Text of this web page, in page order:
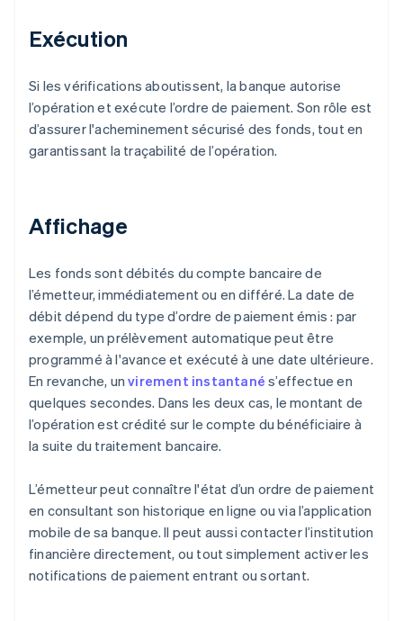
Exécution
Si les vérifications aboutissent, la banque autorise
l’opération et exécute l’ordre de paiement. Son rôle est
d’assurer l'acheminement sécurisé des fonds, tout en
garantissant la traçabilité de l’opération.
Affichage
Les fonds sont débités du compte bancaire de
l’émetteur, immédiatement ou en différé. La date de
débit dépend du type d’ordre de paiement émis : par
exemple, un prélèvement automatique peut être
programmé à l'avance et exécuté à une date ultérieure.
En revanche, unvirement instantané s’effectue en
quelques secondes. Dans les deux cas, le montant de
l’opération est crédité sur le compte du bénéficiaire à
la suite du traitement bancaire.
L’émetteur peut connaître l'état d’un ordre de paiement
en consultant son historique en ligne ou via l’application
mobile de sa banque. Il peut aussi contacter l’institution
financière directement, ou tout simplement activer les
notifications de paiement entrant ou sortant.